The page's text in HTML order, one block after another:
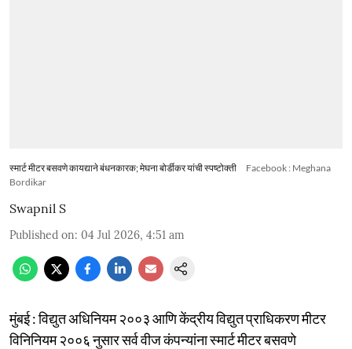
स्मार्ट मीटर बसवणे कायद्याने बंधनकारक; मेघना बोर्डीकर यांची स्पष्टोक्ती
Facebook : Meghana
Bordikar
Swapnil S
Published on: 04 Jul 2026, 4:51 am
मुंबई : विद्युत अधिनियम २००३ आणि केंद्रीय विद्युत प्राधिकरण मीटर
विनिनियम २००६ नुसार सर्व वीज कंपन्यांना स्मार्ट मीटर बसवणे